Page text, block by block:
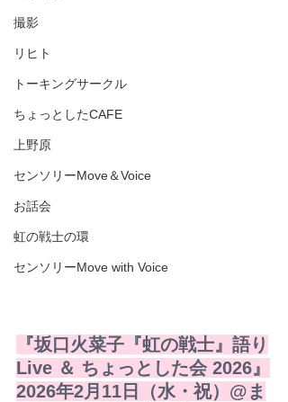
撮影
リヒト
トーキングサークル
ちょっとしたCAFE
上野原
センソリーMove＆Voice
お話会
虹の戦士の環
センソリーMove with Voice
『坂口火菜子『虹の戦士』語り
Live ＆ ちょっとした会 2026』
2026年2月11日（水・祝）@ま